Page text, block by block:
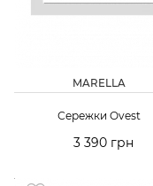
MARELLA
Сережки Ovest
3 390 грн